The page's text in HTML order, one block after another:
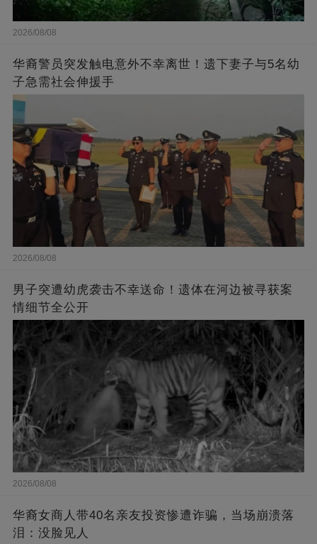
2026/08/08
华裔警员突发触电意外不幸离世！遗下妻子与5名幼
子急需社会伸援手
2026/08/08
男子突遭幼虎袭击不幸送命！遗体在河边被寻获案
情细节全公开
2026/08/08
华裔女商人带40名亲友投资惨遭诈骗，当场崩溃落
泪：没脸见人